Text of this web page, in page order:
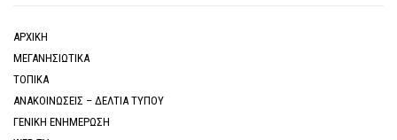
ΑΡΧΙΚΗ
ΜΕΓΑΝΗΣΙΩΤΙΚΑ
ΤΟΠΙΚΑ
ΑΝΑΚΟΙΝΩΣΕΙΣ – ΔΕΛΤΙΑ ΤΥΠΟΥ
ΓΕΝΙΚΗ ΕΝΗΜΕΡΩΣΗ